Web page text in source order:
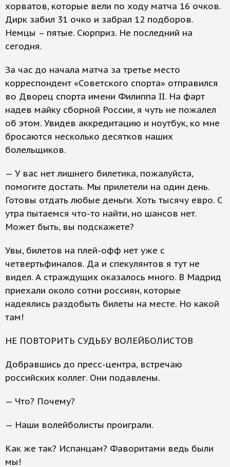
хорватов, которые вели по ходу матча 16 очков.
Дирк забил 31 очко и забрал 12 подборов.
Немцы – пятые. Сюрприз. Не последний на
сегодня.
За час до начала матча за третье место
корреспондент «Советского спорта» отправился
во Дворец спорта имени Филиппа II. На фарт
надев майку сборной России, я чуть не пожалел
об этом. Увидев аккредитацию и ноутбук, ко мне
бросаются несколько десятков наших
болельщиков.
— У вас нет лишнего билетика, пожалуйста,
помогите достать. Мы прилетели на один день.
Готовы отдать любые деньги. Хоть тысячу евро. С
утра пытаемся что-то найти, но шансов нет.
Может быть, вы подскажете?
Увы, билетов на плей-офф нет уже с
четвертьфиналов. Да и спекулянтов я тут не
видел. А страждущих оказалось много. В Мадрид
приехали около сотни россиян, которые
надеялись раздобыть билеты на месте. Но какой
там!
НЕ ПОВТОРИТЬ СУДЬБУ ВОЛЕЙБОЛИСТОВ
Добравшись до пресс-центра, встречаю
российских коллег. Они подавлены.
— Что? Почему?
— Наши волейболисты проиграли.
Как же так? Испанцам? Фаворитами ведь были
мы!